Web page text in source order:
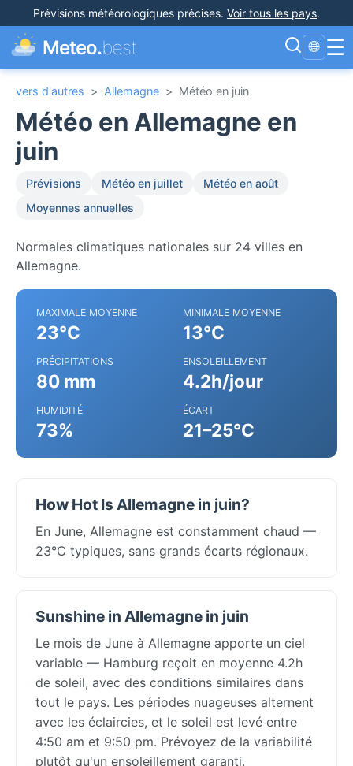
Prévisions météorologiques précises. Voir tous les pays.
Meteo.best 🌐 ☰
vers d'autres > Allemagne > Météo en juin
Météo en Allemagne en
juin
Prévisions Météo en juillet
Météo en août
Moyennes annuelles
Normales climatiques nationales sur 24 villes en
Allemagne.
MAXIMALE MOYENNE
23°C
MINIMALE MOYENNE
13°C
PRÉCIPITATIONS
80 mm
ENSOLEILLEMENT
4.2h/jour
HUMIDITÉ
73%
ÉCART
21–25°C
How Hot Is Allemagne in juin?
En June, Allemagne est constamment chaud —
23°C typiques, sans grands écarts régionaux.
Sunshine in Allemagne in juin
Le mois de June à Allemagne apporte un ciel
variable — Hamburg reçoit en moyenne 4.2h
de soleil, avec des conditions similaires dans
tout le pays. Les périodes nuageuses alternent
avec les éclaircies, et le soleil est levé entre
4:50 am et 9:50 pm. Prévoyez de la variabilité
plutôt qu'un ensoleillement garanti.